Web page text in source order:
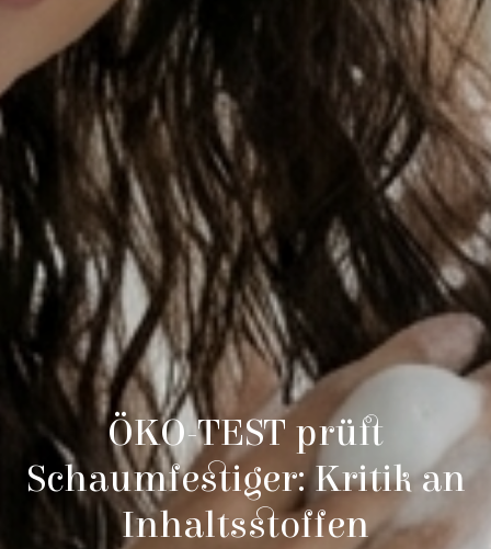
ÖKO-TEST prüft
Schaumfestiger: Kritik an
Inhaltsstoffen